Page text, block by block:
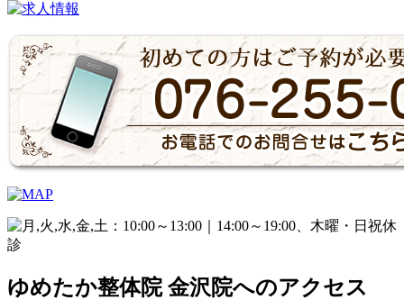
ゆめたか整体院 金沢院へのアクセス